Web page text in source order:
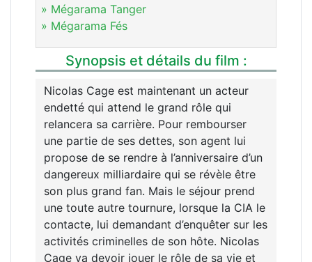
» Mégarama Tanger
» Mégarama Fés
Synopsis et détails du film :
Nicolas Cage est maintenant un acteur
endetté qui attend le grand rôle qui
relancera sa carrière. Pour rembourser
une partie de ses dettes, son agent lui
propose de se rendre à l’anniversaire d’un
dangereux milliardaire qui se révèle être
son plus grand fan. Mais le séjour prend
une toute autre tournure, lorsque la CIA le
contacte, lui demandant d’enquêter sur les
activités criminelles de son hôte. Nicolas
Cage va devoir jouer le rôle de sa vie et